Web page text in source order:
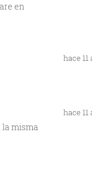
en
hace 11
la misma
hace 11